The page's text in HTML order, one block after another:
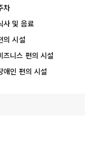
차
사 및 음료
의 시설
즈니스 편의 시설
애인 편의 시설